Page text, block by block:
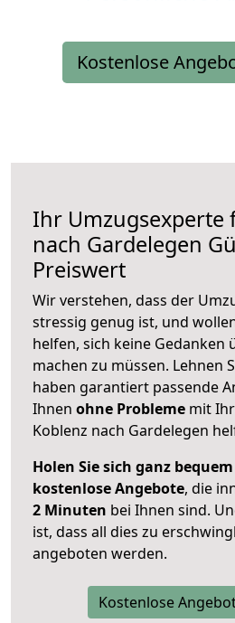
Kostenlose
Ihr Umzugsexperte
nach Gardelegen
Preiswert
Wir verstehen, dass der
stressig genug ist, und
helfen, sich keine Gedanken
machen zu müssen. Lehnen
haben garantiert passende
Ihnen ohne Probleme mit
Koblenz nach Gardelegen
Holen Sie sich ganz
kostenlose Angebote, die
2 Minuten bei Ihnen sind.
ist, dass all dies zu
angeboten werden.
Kostenlose